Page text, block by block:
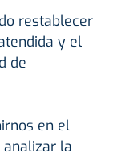
restablecer
y el
de
en el
analizar la